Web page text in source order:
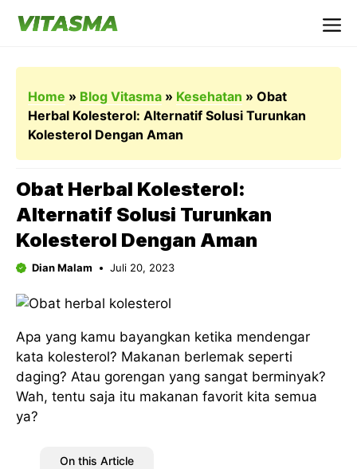
Home » Blog Vitasma » Kesehatan » Obat
Herbal Kolesterol: Alternatif Solusi Turunkan
Kolesterol Dengan Aman
Obat Herbal Kolesterol:
Alternatif Solusi Turunkan
Kolesterol Dengan Aman
Dian Malam Juli 20, 2023
Apa yang kamu bayangkan ketika mendengar
kata kolesterol? Makanan berlemak seperti
daging? Atau gorengan yang sangat berminyak?
Wah, tentu saja itu makanan favorit kita semua
ya?
On this Article